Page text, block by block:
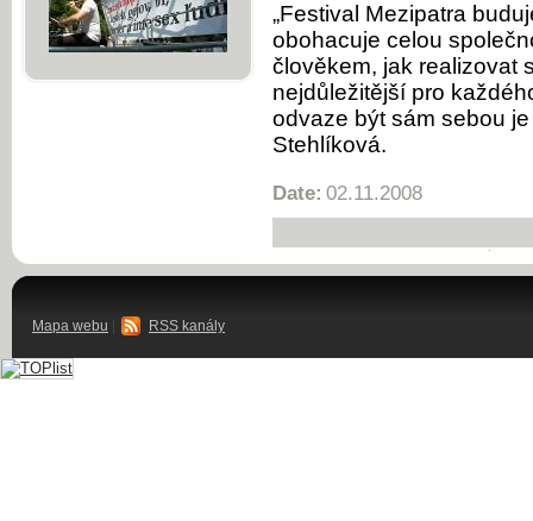
„Festival Mezipatra
obohacuje celou
člověkem, jak realizovat
nejdůležitější pro
odvaze být sám sebou
Stehlíková.
Date: 02.11.2008
Mapa webu RSS kanály